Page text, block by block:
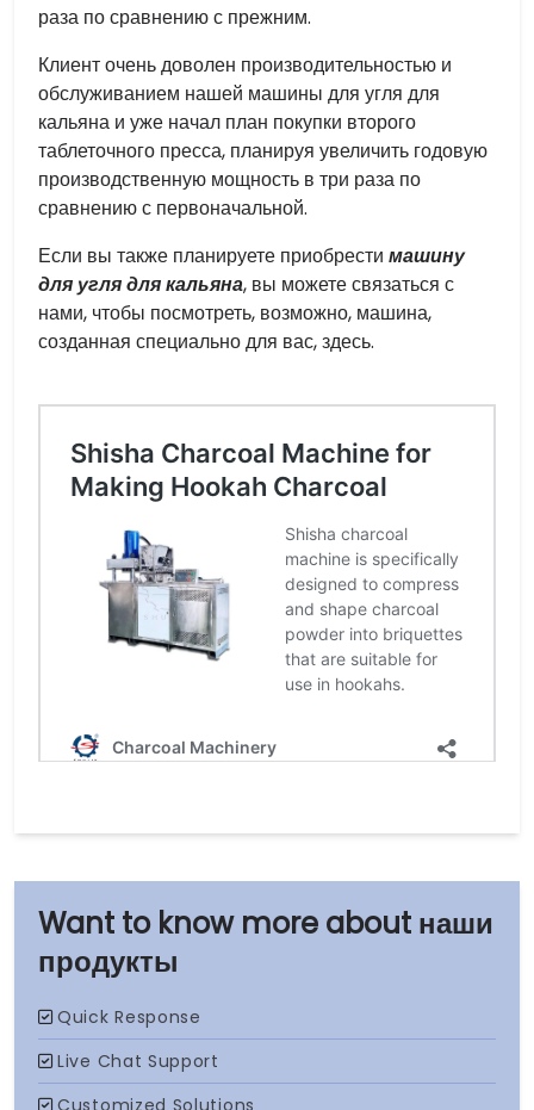
наши
продукты
раза по сравнению с прежним.
Клиент очень доволен производительностью и
обслуживанием нашей машины для угля для
кальяна и уже начал план покупки второго
таблеточного пресса, планируя увеличить годовую
производственную мощность в три раза по
сравнению с первоначальной.
Если вы также планируете приобрести машину
для угля для кальяна, вы можете связаться с
нами, чтобы посмотреть, возможно, машина,
созданная специально для вас, здесь.